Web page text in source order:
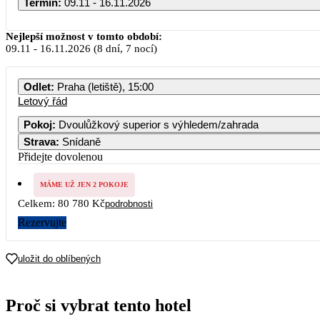
Listopad 2026
PO ÚT ST ČT PÁ SO
41 990
Nejlepší možnost v tomto období:
09.11 - 16.11.2026 (8 dní, 7 nocí)
Odlet: Praha (letiště), 15:00
Letový řád
Pokoj: Dvoulůžkový superior s výhledem/zahrada
Strava: Snídaně
Přidejte dovolenou
MÁME UŽ JEN 2 POKOJE
Celkem: 80 780 Kčpodrobnosti
Rezervujte
uložit do oblíbených
Proč si vybrat tento hotel